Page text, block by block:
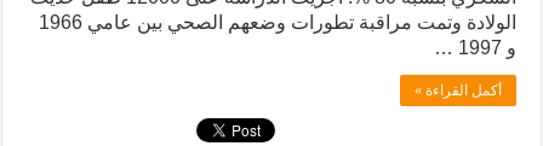
الولادة وتمت مراقبة تطورات وضعهم الصحي بين عامي 1966
و 1997 …
أكمل القراءة »